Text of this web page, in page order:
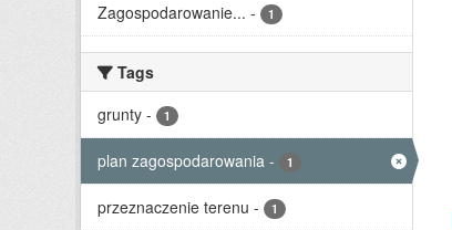
Zagospodarowanie... - 1
Tags
grunty - 1
plan zagospodarowania - 1
przeznaczenie terenu - 1